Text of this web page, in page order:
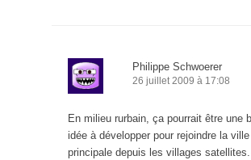
Philippe Schwoerer
26 juillet 2009 à 17:08
En milieu rurbain, ça pourrait être une
idée à développer pour rejoindre la ville
principale depuis les villages